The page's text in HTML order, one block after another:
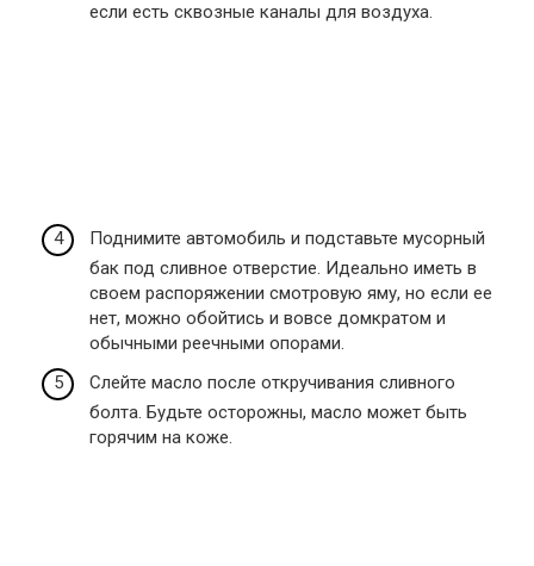
если есть сквозные каналы для воздуха.
Поднимите автомобиль и подставьте мусорный
бак под сливное отверстие. Идеально иметь в
своем распоряжении смотровую яму, но если ее
нет, можно обойтись и вовсе домкратом и
обычными реечными опорами.
Слейте масло после откручивания сливного
болта. Будьте осторожны, масло может быть
горячим на коже.